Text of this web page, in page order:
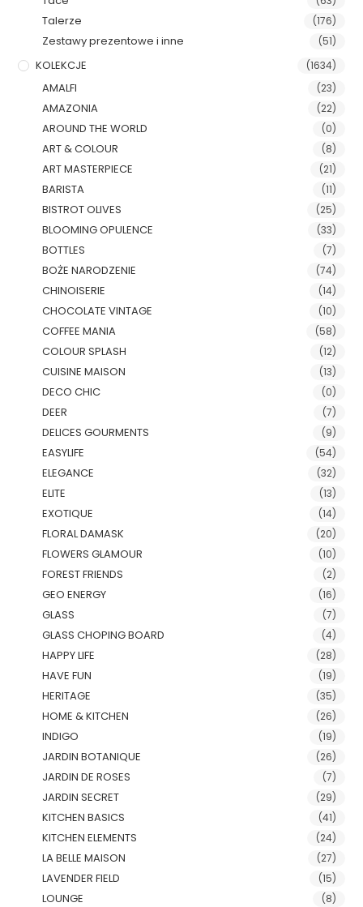
Talerze (176)
Zestawy prezentowe i inne (51)
KOLEKCJE (1634)
AMALFI (23)
AMAZONIA (22)
AROUND THE WORLD (0)
ART & COLOUR (8)
ART MASTERPIECE (21)
BARISTA (11)
BISTROT OLIVES (25)
BLOOMING OPULENCE (33)
BOTTLES (7)
BOŻE NARODZENIE (74)
CHINOISERIE (14)
CHOCOLATE VINTAGE (10)
COFFEE MANIA (58)
COLOUR SPLASH (12)
CUISINE MAISON (13)
DECO CHIC (0)
DEER (7)
DELICES GOURMENTS (9)
EASYLIFE (54)
ELEGANCE (32)
ELITE (13)
EXOTIQUE (14)
FLORAL DAMASK (20)
FLOWERS GLAMOUR (10)
FOREST FRIENDS (2)
GEO ENERGY (16)
GLASS (7)
GLASS CHOPING BOARD (4)
HAPPY LIFE (28)
HAVE FUN (19)
HERITAGE (35)
HOME & KITCHEN (26)
INDIGO (19)
JARDIN BOTANIQUE (26)
JARDIN DE ROSES (7)
JARDIN SECRET (29)
KITCHEN BASICS (41)
KITCHEN ELEMENTS (24)
LA BELLE MAISON (27)
LAVENDER FIELD (15)
LOUNGE (8)